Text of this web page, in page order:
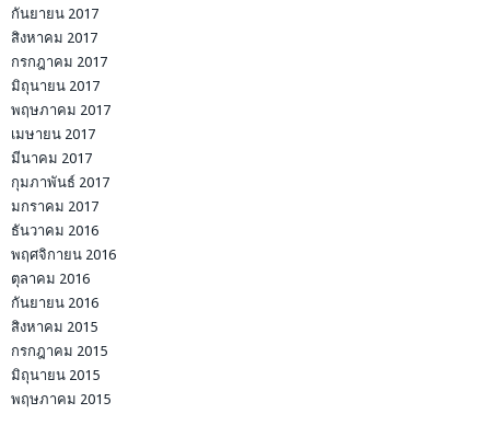
กันยายน 2017
สิงหาคม 2017
กรกฎาคม 2017
มิถุนายน 2017
พฤษภาคม 2017
เมษายน 2017
มีนาคม 2017
กุมภาพันธ์ 2017
มกราคม 2017
ธันวาคม 2016
พฤศจิกายน 2016
ตุลาคม 2016
กันยายน 2016
สิงหาคม 2015
กรกฎาคม 2015
มิถุนายน 2015
พฤษภาคม 2015